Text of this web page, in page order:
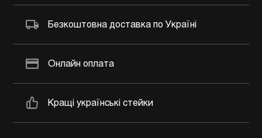
Безкоштовна доставка по Україні
Онлайн оплата
Кращі українські стейки